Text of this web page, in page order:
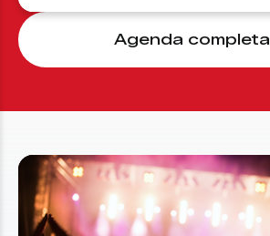
Agenda completa